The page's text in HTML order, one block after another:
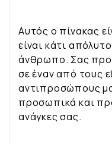
Αυτός ο πίνακας
είναι κάτι
άνθρωπο. Σας
σε έναν από τους
αντιπροσώπους
προσωπικά και
ανάγκες σας.